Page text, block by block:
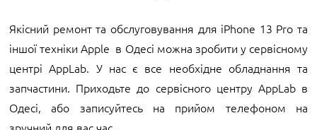
Якісний ремонт та обслуговування для iPhone 13 Pro та
іншої техніки Apple в Одесі можна зробити у сервісному
центрі AppLab. У нас є все необхідне обладнання та
запчастини. Приходьте до сервісного центру AppLab в
Одесі, або записуйтесь на прийом телефоном на